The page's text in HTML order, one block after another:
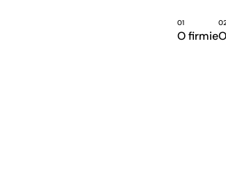
O firmie
01